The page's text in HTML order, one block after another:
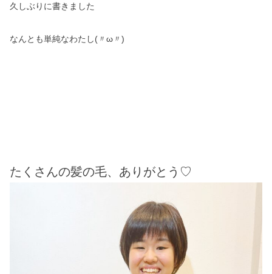
久しぶりに書きました
なんとも単純なわたし(〃ω〃)
たくさんの髪の毛、ありがとう♡